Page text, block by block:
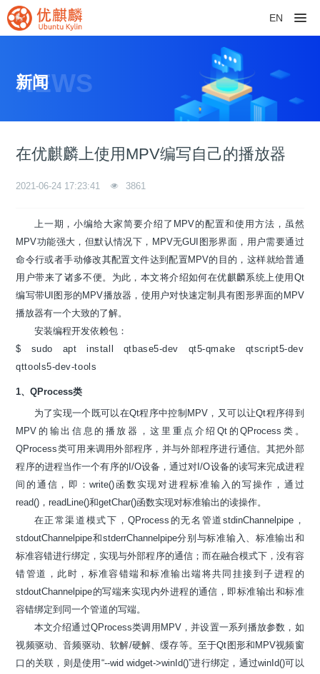
EN
NEWS
新闻
在优麒麟上使用MPV编写自己的播放器
2021-06-24 17:23:41 3861
上一期，小编给大家简要介绍了MPV的配置和使用方法，虽然
MPV功能强大，但默认情况下，MPV无GUI图形界面，用户需要通过
命令行或者手动修改其配置文件达到配置MPV的目的，这样就给普通
用户带来了诸多不便。为此，本文将介绍如何在优麒麟系统上使用Qt
编写带UI图形的MPV播放器，使用户对快速定制具有图形界面的MPV
播放器有一个大致的了解。
安装编程开发依赖包：
$ sudo apt install qtbase5-dev qt5-qmake qtscript5-dev
qttools5-dev-tools
1、QProcess类
为了实现一个既可以在Qt程序中控制MPV，又可以让Qt程序得到
MPV的输出信息的播放器，这里重点介绍Qt的QProcess类。
QProcess类可用来调用外部程序，并与外部程序进行通信。其把外部
程序的进程当作一个有序的I/O设备，通过对I/O设备的读写来完成进程
间的通信，即：write()函数实现对进程标准输入的写操作，通过
read()，readLine()和getChar()函数实现对标准输出的读操作。
在正常渠道模式下，QProcess的无名管道stdinChannelpipe，
stdoutChannelpipe和stderrChannelpipe分别与标准输入、标准输出和
标准容错进行绑定，实现与外部程序的通信；而在融合模式下，没有容
错管道，此时，标准容错端和标准输出端将共同挂接到子进程的
stdoutChannelpipe的写端来实现内外进程的通信，即标准输出和标准
容错绑定到同一个管道的写端。
本文介绍通过QProcess类调用MPV，并设置一系列播放参数，如
视频驱动、音频驱动、软解/硬解、缓存等。至于Qt图形和MPV视频窗
口的关联，则是使用“--wid widget->winId()”进行绑定，通过winId()可以